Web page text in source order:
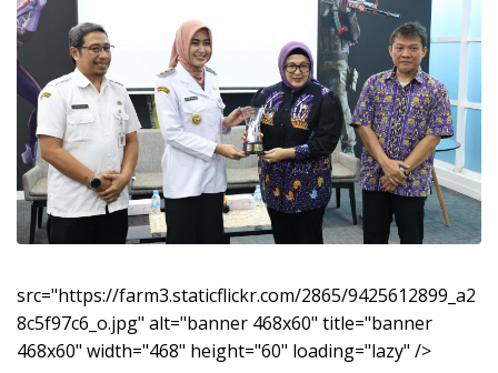
src="https://farm3.staticflickr.com/2865/9425612899_a2
8c5f97c6_o.jpg" alt="banner 468x60" title="banner
468x60" width="468" height="60" loading="lazy" />